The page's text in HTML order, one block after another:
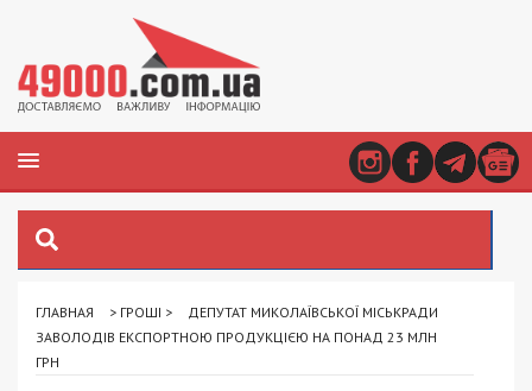
ГЛАВНАЯ > ГРОШІ >
ДЕПУТАТ МИКОЛАЇВСЬКОЇ МІСЬКРАДИ
ЗАВОЛОДІВ ЕКСПОРТНОЮ ПРОДУКЦІЄЮ НА ПОНАД 23 МЛН
ГРН